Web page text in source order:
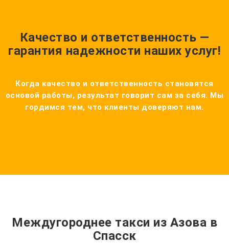
Качество и ответственность —
гарантия надежности наших услуг!
Когда качество и ответственность становятся
основой работы, результат говорит сам за себя. Мы
гордимся тем, что клиенты доверяют нам.
Междугороднее такси из Азова в
Спасск